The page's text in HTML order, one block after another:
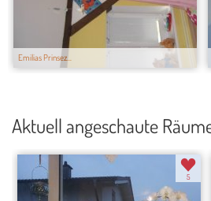
Emilias Prinsez...
Aktuell angeschaute
5